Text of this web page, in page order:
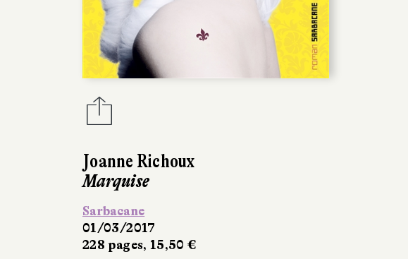
Joanne Richoux
Marquise
Sarbacane
01/03/2017
228 pages, 15,50 €